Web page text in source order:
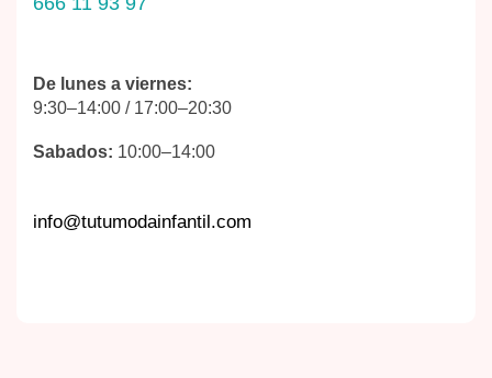
De lunes a viernes:
9:30–14:00 / 17:00–20:30
Sabados: 10:00–14:00
info@tutumodainfantil.com